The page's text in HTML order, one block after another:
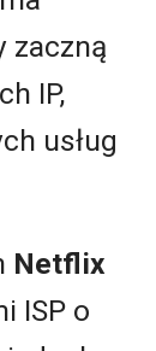
zaczną
IP,
usług
Netflix
ISP o